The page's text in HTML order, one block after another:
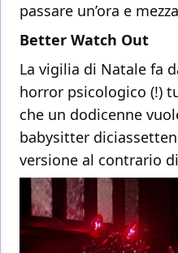
passare un’ora e
Better Watch Out
La vigilia di Natale fa
horror psicologico (!)
che un dodicenne
babysitter
versione al contrario di